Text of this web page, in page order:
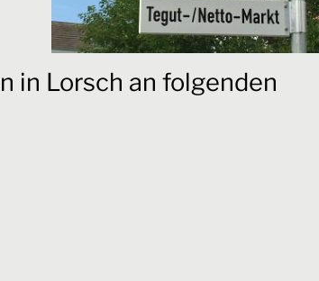
in Lorsch an folgenden